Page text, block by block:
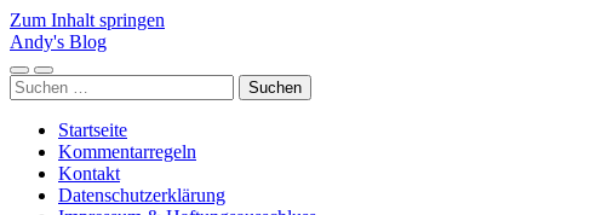
Zum Inhalt springen
Andy's Blog
Mobile-
Menü
Suchfeld
ein-/ausblenden
Suchen
nach:
Startseite
Kommentarregeln
Kontakt
Datenschutzerklärung